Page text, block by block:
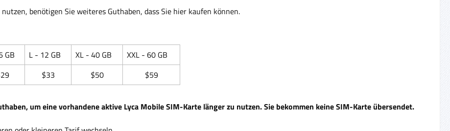
benötigen Sie weiteres Guthaben, dass Sie hier kaufen können.
GB L - 12 GB XL - 40 GB
XXL - 60 GB
$33 $50 $59
um eine vorhandene aktive Lyca Mobile SIM-Karte länger zu nutzen. Sie bekommen keine SIM-Karte übersendet.